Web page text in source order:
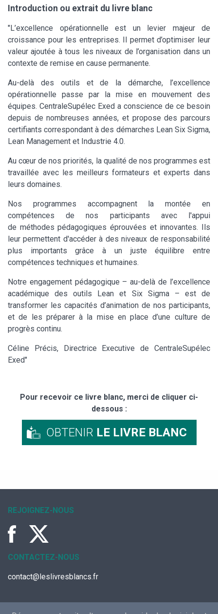
Introduction ou extrait du livre blanc
"L’excellence opérationnelle est un levier majeur de
croissance pour les entreprises. Il permet d’optimiser leur
valeur ajoutée à tous les niveaux de l’organisation dans un
contexte de remise en cause permanente.
Au-delà des outils et de la démarche, l’excellence
opérationnelle passe par la mise en mouvement des
équipes. CentraleSupélec Exed a conscience de ce besoin
depuis de nombreuses années, et propose des parcours
certifiants correspondant à des démarches Lean Six Sigma,
Lean Management et Industrie 4.0.
Au cœur de nos priorités, la qualité de nos programmes est
travaillée avec les meilleurs formateurs et experts dans
leurs domaines.
Nos programmes accompagnent la montée en
compétences de nos participants avec l'appui
de méthodes pédagogiques éprouvées et innovantes. Ils
leur permettent d'accéder à des niveaux de responsabilité
plus importants grâce à un juste équilibre entre
compétences techniques et humaines.
Notre engagement pédagogique – au-delà de l’excellence
académique des outils Lean et Six Sigma – est de
transformer les capacités d’animation de nos participants,
et de les préparer à la mise en place d’une culture de
progrès continu.
Céline Précis, Directrice Executive de CentraleSupélec
Exed"
Pour recevoir ce livre blanc, merci de cliquer ci-
dessous :
OBTENIR LE LIVRE BLANC
REJOIGNEZ-NOUS
CONTACTEZ-NOUS
contact@leslivresblancs.fr